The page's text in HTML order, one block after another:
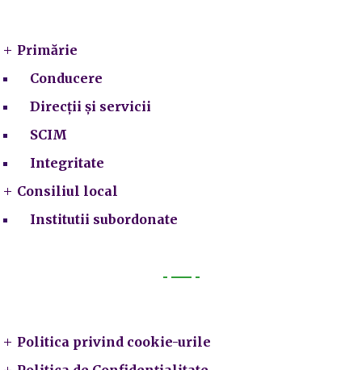
Primărie
Conducere
Direcții și servicii
SCIM
Integritate
Consiliul local
Institutii subordonate
Politica privind cookie-urile